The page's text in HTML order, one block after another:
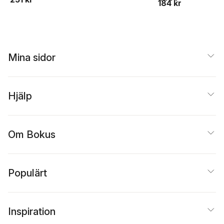
184 kr
Mina sidor
Hjälp
Om Bokus
Populärt
Inspiration